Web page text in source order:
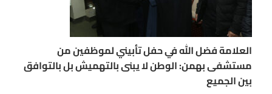
العلامة فضل الله في حفل تأبيني لموظفين من
مستشفى بهمن: الوطن لا يبنى بالتهميش بل بالتوافق
بين الجميع